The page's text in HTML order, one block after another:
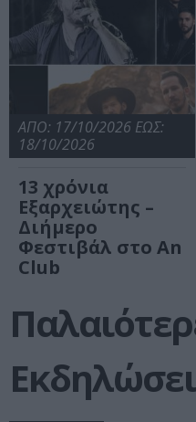
ΑΠΟ: 17/10/2026 ΕΩΣ:
18/10/2026
13 χρόνια
Εξαρχειώτης –
Διήμερο
Φεστιβάλ στο An
Club